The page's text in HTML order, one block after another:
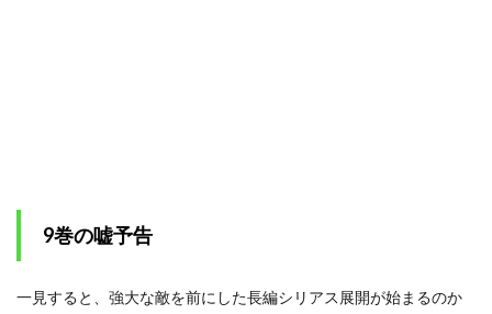
9巻の嘘予告
一見すると、強大な敵を前にした長編シリアス展開が始まるのか